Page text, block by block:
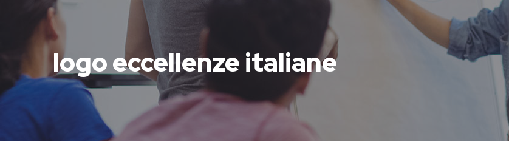
logo eccellenze italiane